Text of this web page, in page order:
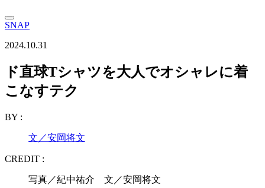
SNAP
2024.10.31
ド直球Tシャツを大人でオシャレに着
こなすテク
BY :
文／安岡将文
CREDIT :
写真／紀中祐介 文／安岡将文